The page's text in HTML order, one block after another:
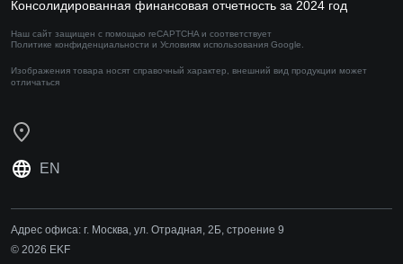
Консолидированная финансовая отчетность за 2024 год
Наш сайт защищен с помощью reCAPTCHA и соответствует
Политике конфиденциальности и Условиям использования Google.
Изображения товара носят справочный характер, внешний вид продукции может
отличаться
EN
Адрес офиса: г. Москва, ул. Отрадная, 2Б, строение 9
© 2026 EKF